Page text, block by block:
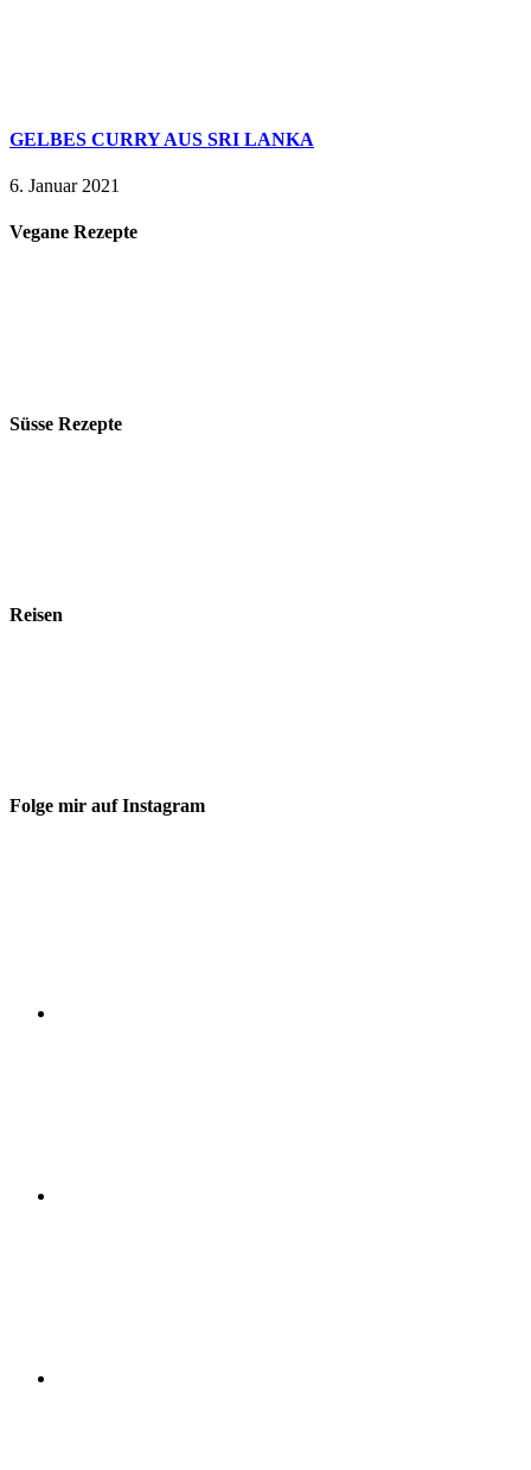
GELBES CURRY AUS SRI LANKA
6. Januar 2021
Vegane Rezepte
Süsse Rezepte
Reisen
Folge mir auf Instagram